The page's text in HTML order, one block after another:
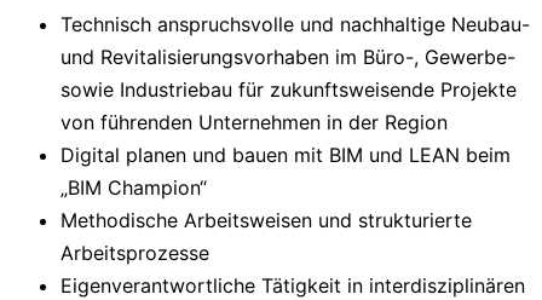
Technisch anspruchsvolle und nachhaltige Neubau-
und Revitalisierungsvorhaben im Büro-, Gewerbe-
sowie Industriebau für zukunftsweisende Projekte
von führenden Unternehmen in der Region
Digital planen und bauen mit BIM und LEAN beim
„BIM Champion“
Methodische Arbeitsweisen und strukturierte
Arbeitsprozesse
Eigenverantwortliche Tätigkeit in interdisziplinären